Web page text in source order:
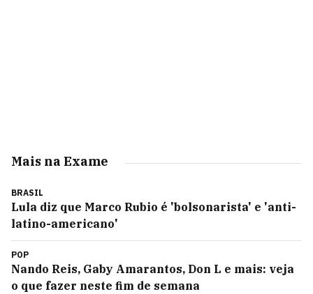
Mais na Exame
BRASIL
Lula diz que Marco Rubio é 'bolsonarista' e 'anti-
latino-americano'
POP
Nando Reis, Gaby Amarantos, Don L e mais: veja
o que fazer neste fim de semana